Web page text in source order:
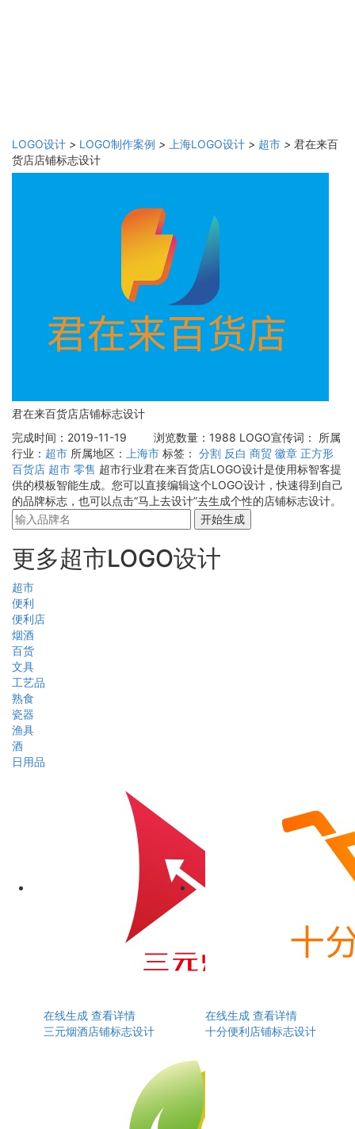
LOGO设计 > LOGO制作案例 > 上海LOGO设计 > 超市 > 君在来百
货店店铺标志设计
君在来百货店店铺标志设计
完成时间：2019-11-19
浏览数量：1988 LOGO宣传词：
所属
行业： 超市 所属地区： 上海市 标签： 分割 反白 商贸 徽章 正方形
百货店 超市 零售 超市行业君在来百货店LOGO设计是使用标智客提
供的模板智能生成。您可以直接编辑这个LOGO设计，快速得到自己
的品牌标志，也可以点击“马上去设计”去生成个性的店铺标志设计。
开始生成
更多超市LOGO设计
超市
便利
便利店
烟酒
百货
文具
工艺品
熟食
瓷器
渔具
酒
日用品
在线生成 查看详情
三元烟酒店铺标志设计
在线生成 查看详情
十分便利店铺标志设计